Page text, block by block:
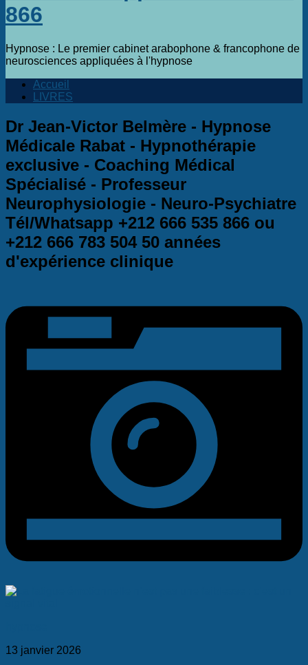
866
Hypnose : Le premier cabinet arabophone & francophone de
neurosciences appliquées à l'hypnose
Accueil
LIVRES
Dr Jean-Victor Belmère - Hypnose
Médicale Rabat - Hypnothérapie
exclusive - Coaching Médical
Spécialisé - Professeur
Neurophysiologie - Neuro-Psychiatre
Tél/Whatsapp +212 666 535 866 ou
+212 666 783 504 50 années
d'expérience clinique
13 janvier 2026